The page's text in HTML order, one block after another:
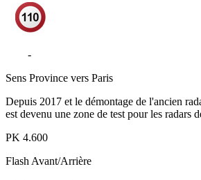
-
Sens Province vers Paris
Depuis 2017 et le démontage de l'ancien
est devenu une zone de test pour les radars
PK 4.600
Flash Avant/Arrière